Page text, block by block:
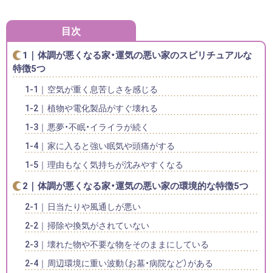
目次
体調が悪くなる家・運気の悪い家のスピリチュアルな
特徴5つ
空気が重く息苦しさを感じる
植物や電化製品がすぐ壊れる
悪夢・不眠・イライラが続く
家に入ると強い眠気や頭痛がする
理由もなく気持ちが沈みやすくなる
体調が悪くなる家・運気の悪い家の環境的な特徴5つ
日当たりや風通しが悪い
掃除や換気がされていない
壊れた物や不要な物をそのままにしている
周辺環境に重い波動（お墓・病院など）がある